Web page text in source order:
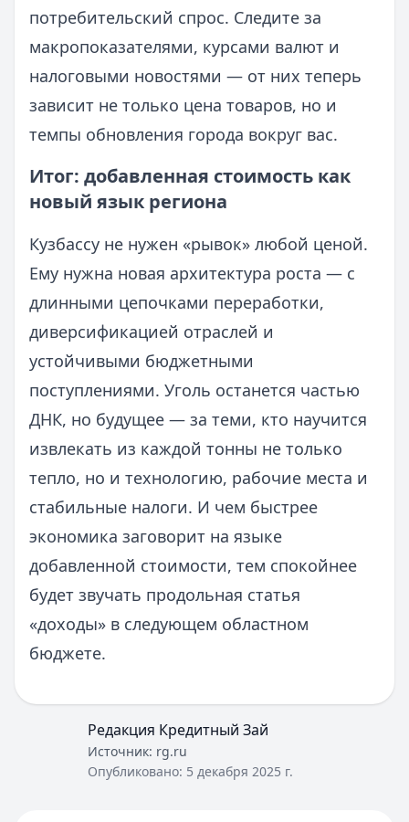
потребительский спрос. Следите за
макропоказателями, курсами валют и
налоговыми новостями — от них теперь
зависит не только цена товаров, но и
темпы обновления города вокруг вас.
Итог: добавленная стоимость как
новый язык региона
Кузбассу не нужен «рывок» любой ценой.
Ему нужна новая архитектура роста — с
длинными цепочками переработки,
диверсификацией отраслей и
устойчивыми бюджетными
поступлениями. Уголь останется частью
ДНК, но будущее — за теми, кто научится
извлекать из каждой тонны не только
тепло, но и технологию, рабочие места и
стабильные налоги. И чем быстрее
экономика заговорит на языке
добавленной стоимости, тем спокойнее
будет звучать продольная статья
«доходы» в следующем областном
бюджете.
Редакция Кредитный Зай
Источник: rg.ru
Опубликовано: 5 декабря 2025 г.